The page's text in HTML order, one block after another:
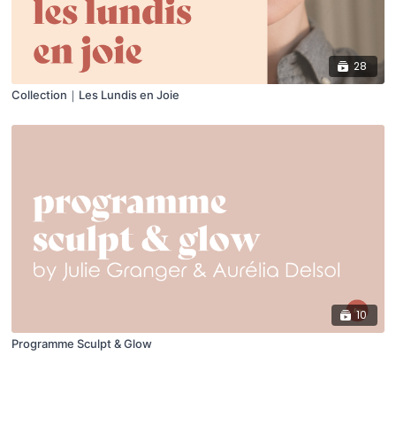
28
Collection｜Les Lundis en Joie
10
Programme Sculpt & Glow